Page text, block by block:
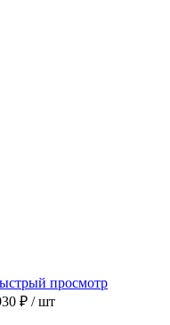
просмотр
₽ / шт